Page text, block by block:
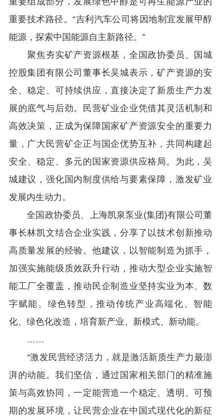
重要技术路径。“吉利汽车公司将因地制宜发展甲醇
能源，探索中国能源自主新路径。”
聚焦夯实矿产资源根基，全国政协委员、国城
控股集团有限公司董事长吴城表示，矿产资源的安
全、稳定、可持续供应，直接决定了新质生产力发
展的底气与后劲。民营矿业企业凭借其灵活机制和
高效决策，正成为保障国家矿产资源安全的重要力
量，广大民营矿企正与国企优势互补，共同构建起
安全、稳定、多元的国家资源供应格局。为此，吴
城建议，强化国内制度供给与要素保障，激发矿业
发展内生动力。
全国政协委员、上海凯泉泵业(集团)有限公司董
事长林凯文结合企业实践，分享了以技术创新推动
高质量发展的经验。他建议，以智能制造为抓手，
加强实施能级质效跃升行动，推动大型企业实施智
能工厂全覆盖，推动民企制造业坚持实业为本、数
字赋能、绿色转型，推动传统产业高端化、智能
化、绿色化改造，培育新产业、新模式、新动能。
……
“激发民营经济活力，就是激活新质生产力最澎
湃的动能。我们坚信，通过国家相关部门的精准施
策与高效协同，一定能营造一个稳定、透明、可预
期的发展环境，让民营企业在中国式现代化的新征